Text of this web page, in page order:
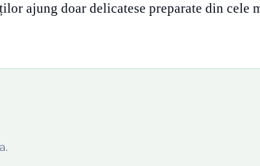
ajung doar delicatese preparate din cele